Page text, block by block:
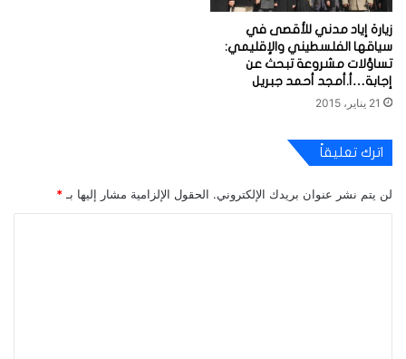
زيارة إياد مدني للأقصى في
سياقها الفلسطيني والإقليمي:
تساؤلات مشروعة تبحث عن
إجابة…أ.أمجد أحمد جبريل
21 يناير، 2015
اترك تعليقاً
لن يتم نشر عنوان بريدك الإلكتروني. الحقول الإلزامية مشار إليها بـ *